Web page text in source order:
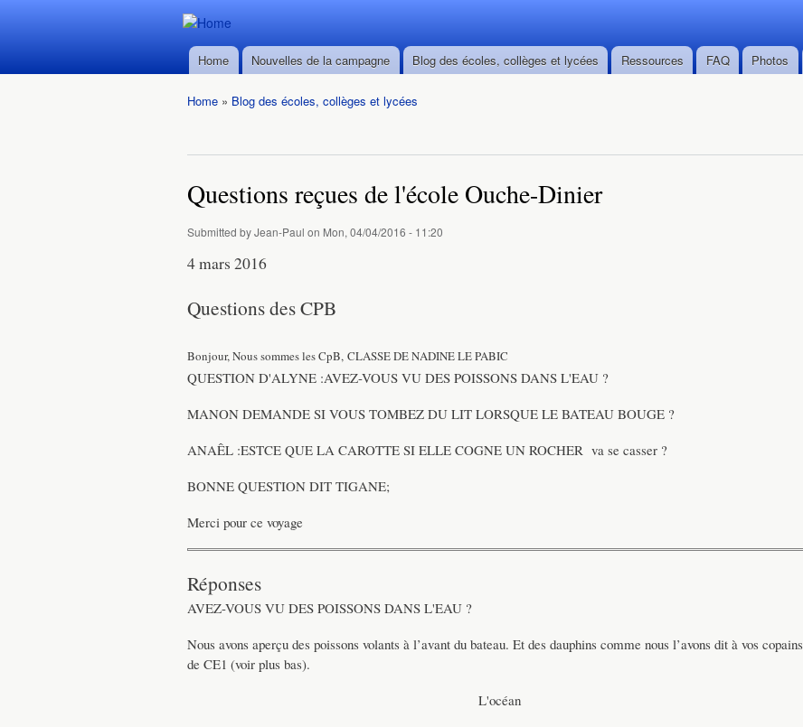
content
Durban ->
Walvis Bay
au
Durban ->
Walvis Bay
du 28/02
au
Main menu
Home Nouvelles de la campagne Blog des écoles, collèges et lycées Ressources FAQ Photos
Home » Blog des écoles, collèges et lycées
Questions reçues de l'école Ouche-Dinier
Submitted byJean-Paul on Mon, 04/04/2016 - 11:20
4 mars 2016
Questions des CPB
Bonjour, Nous sommes les CpB, CLASSE DE NADINE LE PABIC
QUESTION D'ALYNE :AVEZ-VOUS VU DES POISSONS DANS L'EAU ?
MANON DEMANDE SI VOUS TOMBEZ DU LIT LORSQUE LE BATEAU BOUGE ?
ANAÊL :ESTCE QUE LA CAROTTE SI ELLE COGNE UN ROCHER va se casser ?
BONNE QUESTION DIT TIGANE;
Merci pour ce voyage
Réponses
AVEZ-VOUS VU DES POISSONS DANS L'EAU ?
Nous avons aperçu des poissons volants à l’avant du bateau. Et des dauphins comme nous l’avons dit à vos copains
de CE1 (voir plus bas).
L'océan